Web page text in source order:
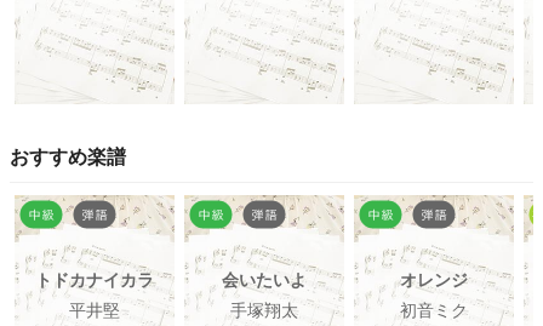
おすすめ楽譜
トドカナイカラ
平井堅
会いたいよ
手塚翔太
オレンジ
初音ミク